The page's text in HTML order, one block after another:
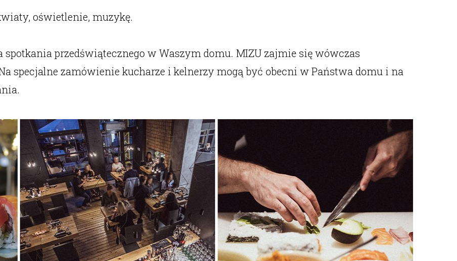
oświetlenie, muzykę.
przedświątecznego w Waszym domu. MIZU zajmie się wówczas
specjalne zamówienie kucharze i kelnerzy mogą być obecni w Państwa domu i na